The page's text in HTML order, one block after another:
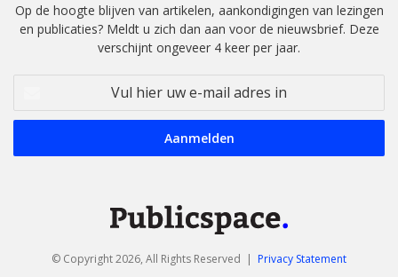
Op de hoogte blijven van artikelen, aankondigingen van lezingen
en publicaties? Meldt u zich dan aan voor de nieuwsbrief. Deze
verschijnt ongeveer 4 keer per jaar.
uw
mail
© Copyright 2026, All Rights Reserved | Privacy Statement